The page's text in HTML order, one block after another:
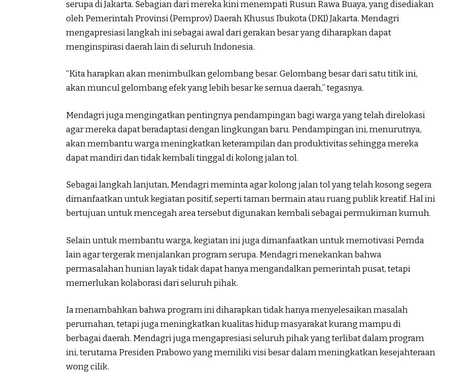
serupa di Jakarta. Sebagian dari mereka kini menempati Rusun Rawa Buaya, yang disediakan
oleh Pemerintah Provinsi (Pemprov) Daerah Khusus Ibukota (DKI) Jakarta. Mendagri
mengapresiasi langkah ini sebagai awal dari gerakan besar yang diharapkan dapat
menginspirasi daerah lain di seluruh Indonesia.
“Kita harapkan akan menimbulkan gelombang besar. Gelombang besar dari satu titik ini,
akan muncul gelombang efek yang lebih besar ke semua daerah,” tegasnya.
Mendagri juga mengingatkan pentingnya pendampingan bagi warga yang telah direlokasi
agar mereka dapat beradaptasi dengan lingkungan baru. Pendampingan ini, menurutnya,
akan membantu warga meningkatkan keterampilan dan produktivitas sehingga mereka
dapat mandiri dan tidak kembali tinggal di kolong jalan tol.
Sebagai langkah lanjutan, Mendagri meminta agar kolong jalan tol yang telah kosong segera
dimanfaatkan untuk kegiatan positif, seperti taman bermain atau ruang publik kreatif. Hal ini
bertujuan untuk mencegah area tersebut digunakan kembali sebagai permukiman kumuh.
Selain untuk membantu warga, kegiatan ini juga dimanfaatkan untuk memotivasi Pemda
lain agar tergerak menjalankan program serupa. Mendagri menekankan bahwa
permasalahan hunian layak tidak dapat hanya mengandalkan pemerintah pusat, tetapi
memerlukan kolaborasi dari seluruh pihak.
Ia menambahkan bahwa program ini diharapkan tidak hanya menyelesaikan masalah
perumahan, tetapi juga meningkatkan kualitas hidup masyarakat kurang mampu di
berbagai daerah. Mendagri juga mengapresiasi seluruh pihak yang terlibat dalam program
ini, terutama Presiden Prabowo yang memiliki visi besar dalam meningkatkan kesejahteraan
wong cilik.